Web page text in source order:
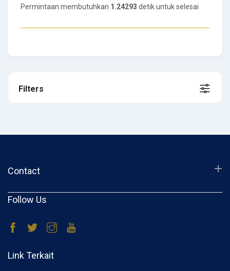
Permintaan membutuhkan 1.24293 detik untuk selesai
Filters
Contact
Follow Us
Link Terkait